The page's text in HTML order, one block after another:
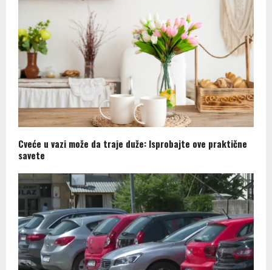
Cveće u vazi može da traje duže: Isprobajte ove praktične
savete